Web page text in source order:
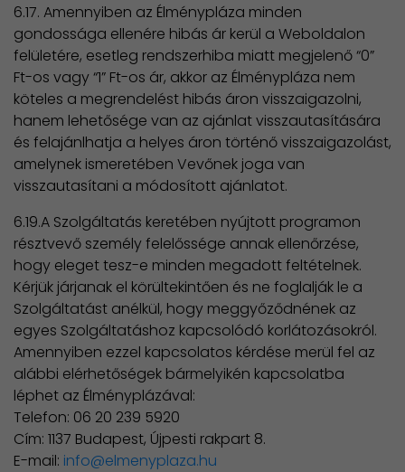
6.17. Amennyiben az Élménypláza minden
gondossága ellenére hibás ár kerül a Weboldalon
felületére, esetleg rendszerhiba miatt megjelenő “0”
Ft-os vagy “1” Ft-os ár, akkor az Élménypláza nem
köteles a megrendelést hibás áron visszaigazolni,
hanem lehetősége van az ajánlat visszautasítására
és felajánlhatja a helyes áron történő visszaigazolást,
amelynek ismeretében Vevőnek joga van
visszautasítani a módosított ajánlatot.
6.19.A Szolgáltatás keretében nyújtott programon
résztvevő személy felelőssége annak ellenőrzése,
hogy eleget tesz-e minden megadott feltételnek.
Kérjük járjanak el körültekintően és ne foglalják le a
Szolgáltatást anélkül, hogy meggyőződnének az
egyes Szolgáltatáshoz kapcsolódó korlátozásokról.
Amennyiben ezzel kapcsolatos kérdése merül fel az
alábbi elérhetőségek bármelyikén kapcsolatba
léphet az Élményplázával:
Telefon: 06 20 239 5920
Cím: 1137 Budapest, Újpesti rakpart 8.
E-mail: info@elmenyplaza.hu